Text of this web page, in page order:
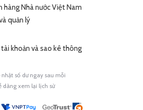
hàng Nhà nước Việt Nam
quản lý
khoản và sao kê thông
nhật số dư ngay sau mỗi
dàng xem lại lịch sử